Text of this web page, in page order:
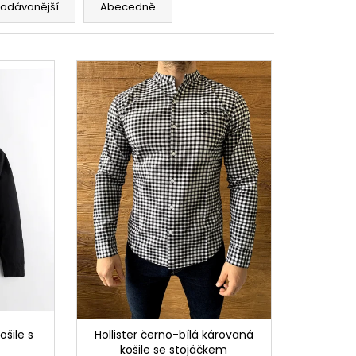
Abecedně
s
Hollister černo-bílá károvaná
košile se stojáčkem